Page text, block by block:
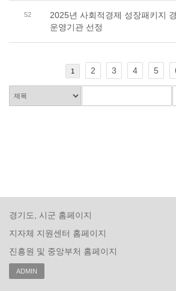
52
2025년 사회적경제 성장패키지
운영기관 선정
1 2 3 4 5
경기도, 시군 홈페이지
지자체 지원센터 홈페이지
진흥원 및 중앙부처 홈페이지
ADMIN